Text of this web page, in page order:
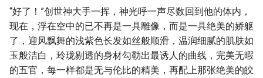
“好了！”创世神大手一挥，神光呼一声尽数回到他的体内，
现在，浮在空中的已不再是一具雕像，而是一具绝美的娇躯
了，迎风飘舞的浅紫色长发如丝般顺滑，温润细腻的肌肤如
玉般洁白，玲珑剔透的身材勾勒出最诱人的曲线，完美无暇
的五官，每一样都是无与伦比的精美，再配上那张绝美的皎